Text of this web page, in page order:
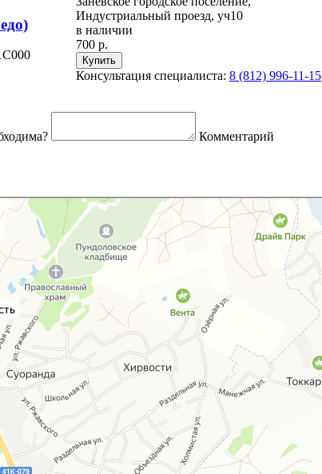
Индустриальный проезд, уч10
в наличии
700 р.
Консультация специалиста: 8 (812) 996-11-15
Комментарий